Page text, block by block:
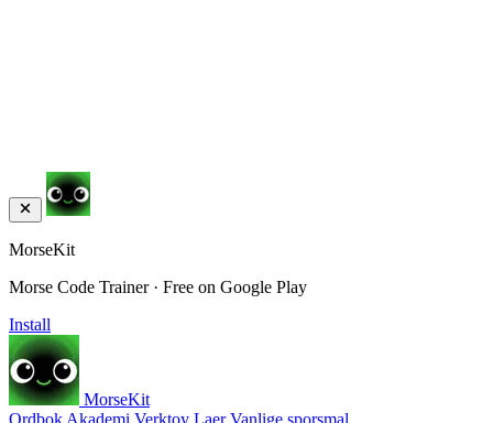
MorseKit
Morse Code Trainer · Free on Google Play
Install
MorseKit
Ordbok Akademi Verktoy LaerVanlige sporsmal